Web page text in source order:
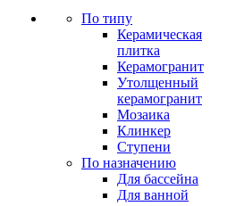
По типу
Керамическая
плитка
Керамогранит
Утолщенный
керамогранит
Мозаика
Клинкер
Ступени
По назначению
Для бассейна
Для ванной